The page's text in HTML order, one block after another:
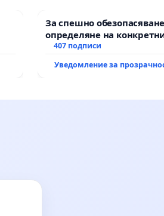
За спешно
определяне на
и извършване на
републиканския път
407 подписи
Уведомление за